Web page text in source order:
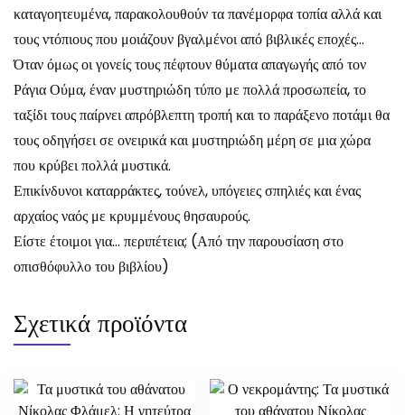
καταγοητευμένα, παρακολουθούν τα πανέμορφα τοπία αλλά και
τους ντόπιους που μοιάζουν βγαλμένοι από βιβλικές εποχές…
Όταν όμως οι γονείς τους πέφτουν θύματα απαγωγής από τον
Ράγια Ούμα, έναν μυστηριώδη τύπο με πολλά προσωπεία, το
ταξίδι τους παίρνει απρόβλεπτη τροπή και το παράξενο ποτάμι θα
τους οδηγήσει σε ονειρικά και μυστηριώδη μέρη σε μια χώρα
που κρύβει πολλά μυστικά.
Επικίνδυνοι καταρράκτες, τούνελ, υπόγειες σπηλιές και ένας
αρχαίος ναός με κρυμμένους θησαυρούς.
Είστε έτοιμοι για… περιπέτεια; (Από την παρουσίαση στο
οπισθόφυλλο του βιβλίου)
Σχετικά προϊόντα